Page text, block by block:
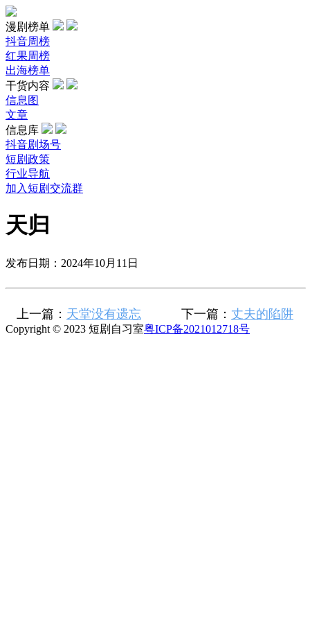
漫剧榜单
抖音周榜
红果周榜
出海榜单
干货内容
信息图
文章
信息库
抖音剧场号
短剧政策
行业导航
加入短剧交流群
天归
发布日期：2024年10月11日
上一篇： 天堂没有遗忘 下一篇： 丈夫的陷阱
Copyright © 2023 短剧自习室粤ICP备2021012718号